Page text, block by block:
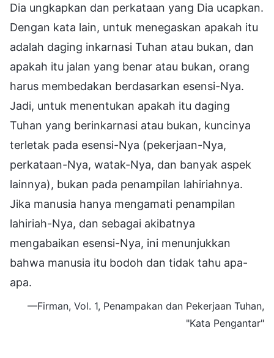
Dia ungkapkan dan perkataan yang Dia ucapkan.
Dengan kata lain, untuk menegaskan apakah itu
adalah daging inkarnasi Tuhan atau bukan, dan
apakah itu jalan yang benar atau bukan, orang
harus membedakan berdasarkan esensi-Nya.
Jadi, untuk menentukan apakah itu daging
Tuhan yang berinkarnasi atau bukan, kuncinya
terletak pada esensi-Nya (pekerjaan-Nya,
perkataan-Nya, watak-Nya, dan banyak aspek
lainnya), bukan pada penampilan lahiriahnya.
Jika manusia hanya mengamati penampilan
lahiriah-Nya, dan sebagai akibatnya
mengabaikan esensi-Nya, ini menunjukkan
bahwa manusia itu bodoh dan tidak tahu apa-
apa.
—Firman, Vol. 1, Penampakan dan Pekerjaan Tuhan,
"Kata Pengantar"